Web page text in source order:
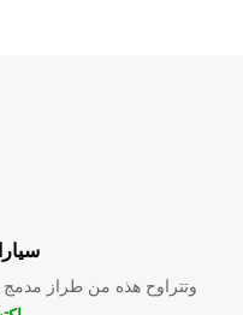
وتتراوح هذه من طراز مدمج